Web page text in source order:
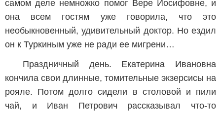
самом деле немножко помог Вере Иосифовне, и
она всем гостям уже говорила, что это
необыкновенный, удивительный доктор. Но ездил
он к Туркиным уже не ради ее мигрени…
Праздничный день. Екатерина Ивановна
кончила свои длинные, томительные экзерсисы на
рояле. Потом долго сидели в столовой и пили
чай, и Иван Петрович рассказывал что-то